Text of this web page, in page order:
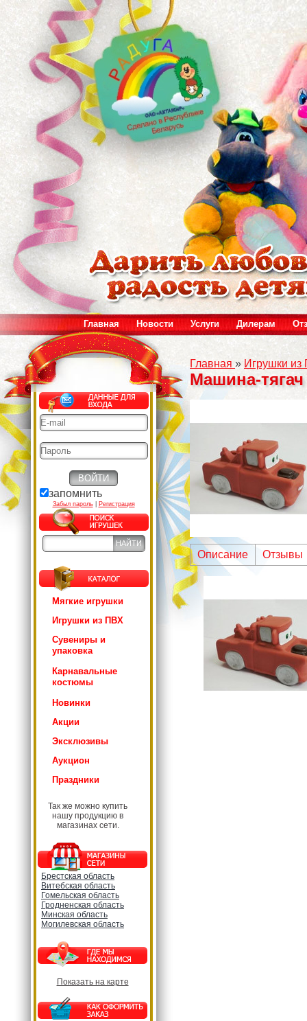
Главная Новости Услуги Дилерам
запомнить
Забыл пароль| Регистрация
Мягкие игрушки
Игрушки из ПВХ
Сувениры и
упаковка
Карнавальные
костюмы
Новинки
Акции
Эксклюзивы
Аукцион
Праздники
Так же можно купить
нашу продукцию в
магазинах сети.
Брестская область
Витебская область
Гомельская область
Гродненская область
Минская область
Могилевская область
Показать на карте
Главная » Игрушки
Машина-тягач
Описание Отзывы